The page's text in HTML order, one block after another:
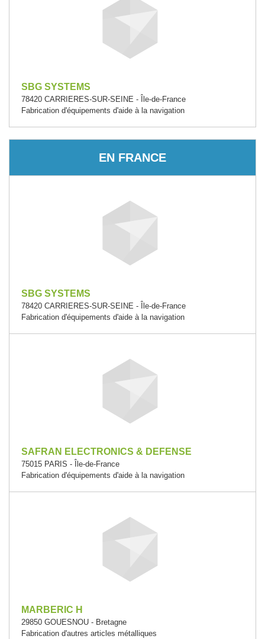
SBG SYSTEMS
78420 CARRIERES-SUR-SEINE - Île-de-France
Fabrication d'équipements d'aide à la navigation
EN FRANCE
SBG SYSTEMS
78420 CARRIERES-SUR-SEINE - Île-de-France
Fabrication d'équipements d'aide à la navigation
SAFRAN ELECTRONICS & DEFENSE
75015 PARIS - Île-de-France
Fabrication d'équipements d'aide à la navigation
MARBERIC H
29850 GOUESNOU - Bretagne
Fabrication d'autres articles métalliques